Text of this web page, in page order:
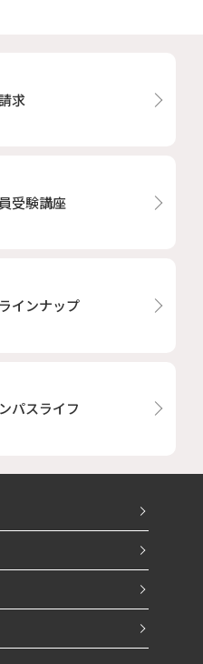
求
受験講座
インナップ
パスライフ